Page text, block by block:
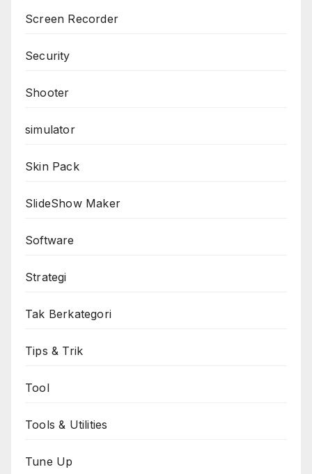
Screen Recorder
Security
Shooter
simulator
Skin Pack
SlideShow Maker
Software
Strategi
Tak Berkategori
Tips & Trik
Tool
Tools & Utilities
Tune Up